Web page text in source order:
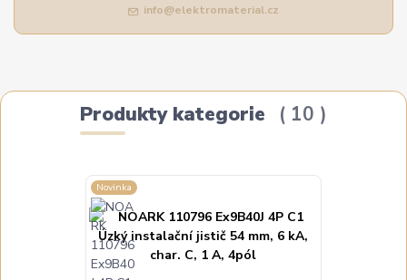
info@elektromaterial.cz
Produkty kategorie 10
Novinka